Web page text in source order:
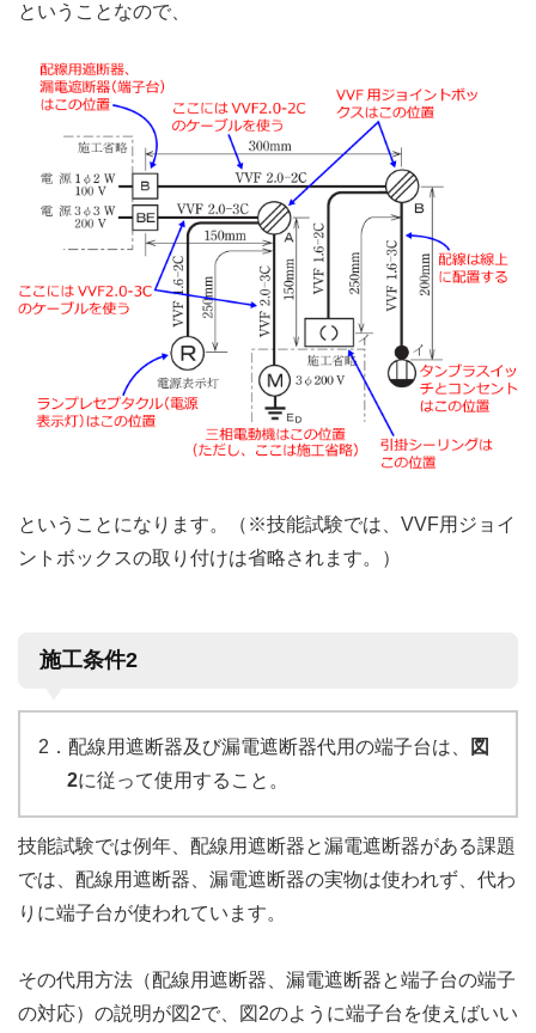
ということなので、
ということになります。（※技能試験では、VVF用ジョイ
ントボックスの取り付けは省略されます。）
施工条件2
2．配線用遮断器及び漏電遮断器代用の端子台は、
図
2に従って使用すること。
技能試験では例年、配線用遮断器と漏電遮断器がある課題
では、配線用遮断器、漏電遮断器の実物は使われず、代わ
りに端子台が使われています。
その代用方法（配線用遮断器、漏電遮断器と端子台の端子
の対応）の説明が図2で、図2のように端子台を使えばいい